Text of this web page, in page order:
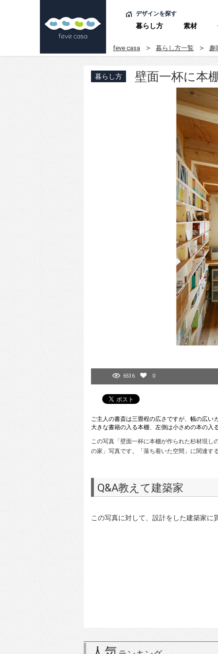
デザインを探す
暮らし方 素材
feve casa 暮らし方一覧 趣
暮らし方 壁面一杯に本
6536 0
ご主人の書斎は三畳程の広さですが、幅の広い
大きな書籍の入る本棚、左側は小さめの本の入
この写真「壁面一杯に本棚が作られた杉材現
の家」写真です。「落ち着いた空間」に関連す
Q&A教えて建築家
この写真に対して、設計をした建築家に